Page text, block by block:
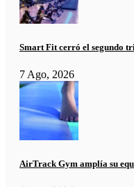
Smart Fit cerró el segundo
7 Ago, 2026
AirTrack Gym amplía su